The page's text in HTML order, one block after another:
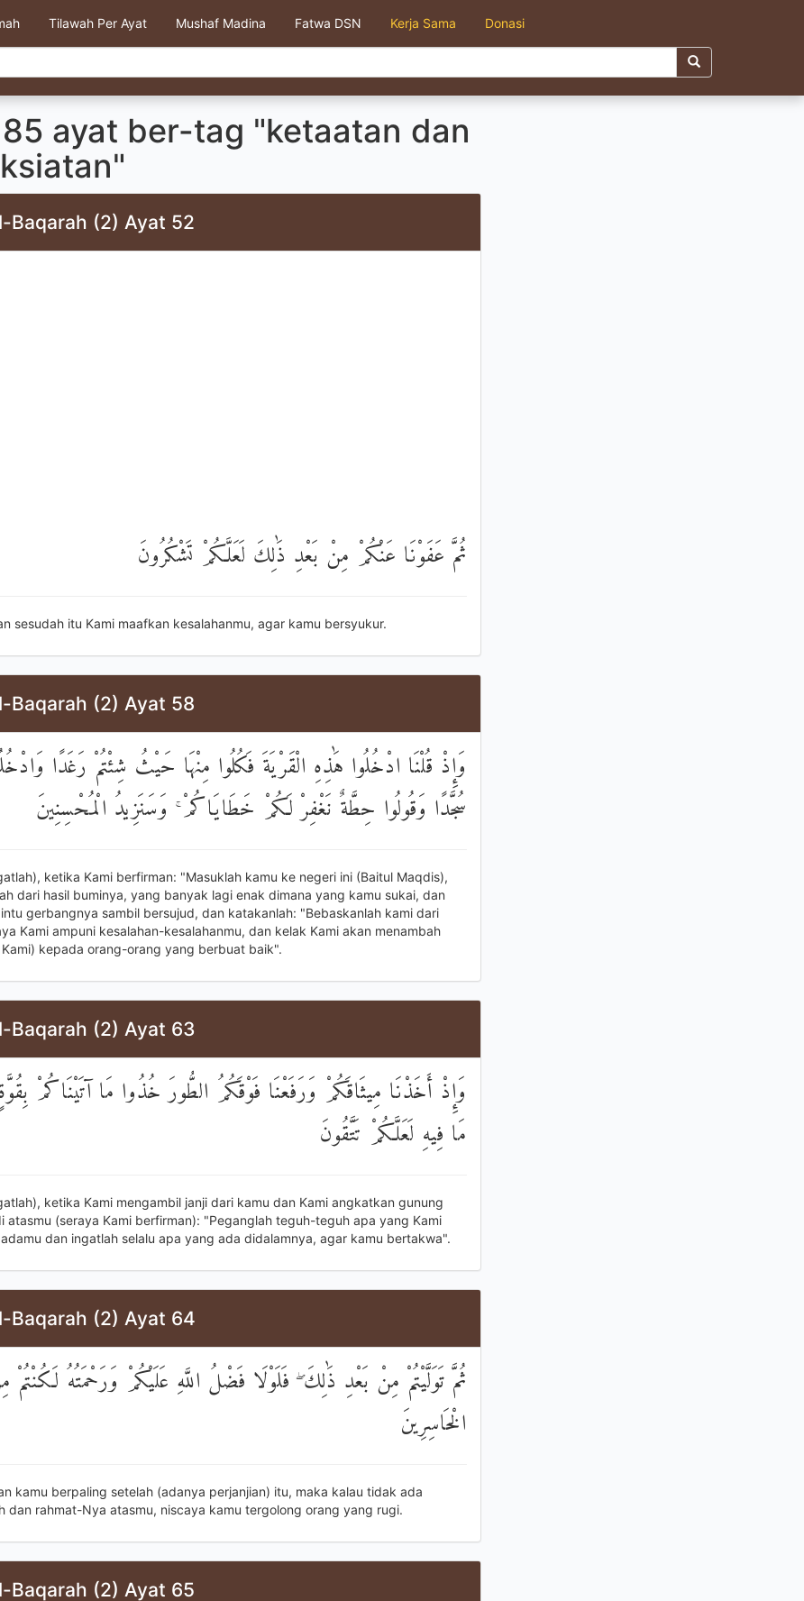
Tilawah Per Ayat Mushaf Madina Fatwa DSN Kerja Sama Donasi
ayat ber-tag "ketaatan dan
Baqarah (2) Ayat 52
ثُمَّ عَفَوْنَا عَنْكُمْ مِنْ بَعْدِ ذَٰلِكَ لَعَلَّكُمْ تَشْكُرُونَ
sesudah itu Kami maafkan kesalahanmu, agar kamu bersyukur.
Baqarah (2) Ayat 58
وَإِذْ قُلْنَا ادْخُلُوا هَٰذِهِ الْقَرْيَةَ فَكُلُوا مِنْهَا حَيْثُ شِئْتُمْ رَغَدًا
سُجَّدًا وَقُولُوا حِطَّةٌ نَغْفِرْ لَكُمْ خَطَايَاكُمْ ۚ وَسَنَزِيدُ الْمُحْسِنِينَ
ketika Kami berfirman: "Masuklah kamu ke negeri ini (Baitul Maqdis),
dari hasil buminya, yang banyak lagi enak dimana yang kamu sukai, dan
gerbangnya sambil bersujud, dan katakanlah: "Bebaskanlah kami dari
Kami ampuni kesalahan-kesalahanmu, dan kelak Kami akan menambah
kepada orang-orang yang berbuat baik".
Baqarah (2) Ayat 63
وَإِذْ أَخَذْنَا مِيثَاقَكُمْ وَرَفَعْنَا فَوْقَكُمُ الطُّورَ خُذُوا مَا آتَيْنَاكُمْ
مَا فِيهِ لَعَلَّكُمْ تَتَّقُونَ
ketika Kami mengambil janji dari kamu dan Kami angkatkan gunung
atasmu (seraya Kami berfirman): "Peganglah teguh-teguh apa yang Kami
dan ingatlah selalu apa yang ada didalamnya, agar kamu bertakwa".
Baqarah (2) Ayat 64
ثُمَّ تَوَلَّيْتُمْ مِنْ بَعْدِ ذَٰلِكَ ۖ فَلَوْلَا فَضْلُ اللَّهِ عَلَيْكُمْ وَرَحْمَتُهُ لَكُنْتُمْ
الْخَاسِرِينَ
kamu berpaling setelah (adanya perjanjian) itu, maka kalau tidak ada
dan rahmat-Nya atasmu, niscaya kamu tergolong orang yang rugi.
Baqarah (2) Ayat 65